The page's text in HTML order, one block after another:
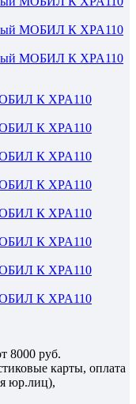
8000 руб.
карты, оплата
юр.лиц),